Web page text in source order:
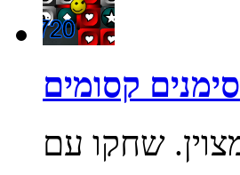
סימנים קסומים